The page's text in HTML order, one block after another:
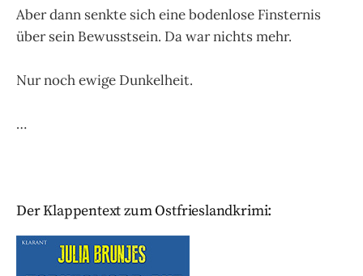
Aber dann senkte sich eine bodenlose Finsternis
über sein Bewusstsein. Da war nichts mehr.
Nur noch ewige Dunkelheit.
…
Der Klappentext zum Ostfrieslandkrimi: